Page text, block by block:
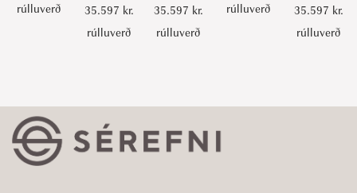
rúlluverð
35.597 kr.
rúlluverð
35.597 kr.
rúlluverð
rúlluverð
35.597 kr.
rúlluverð